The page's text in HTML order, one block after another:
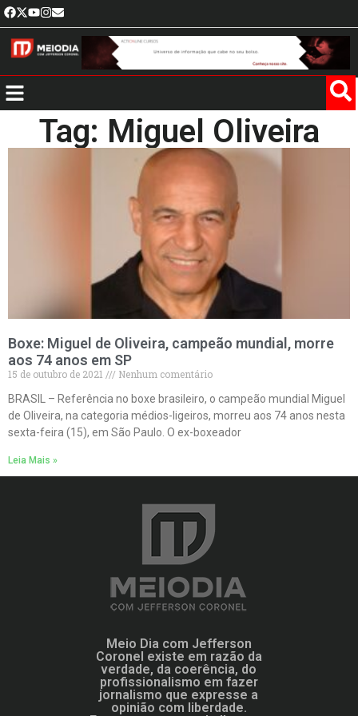
Tag: Miguel Oliveira
Boxe: Miguel de Oliveira, campeão mundial, morre
aos 74 anos em SP
15 de outubro de 2021
Nenhum comentário
BRASIL – Referência no boxe brasileiro, o campeão mundial Miguel
de Oliveira, na categoria médios-ligeiros, morreu aos 74 anos nesta
sexta-feira (15), em São Paulo. O ex-boxeador
Leia Mais »
Meio Dia com Jefferson
Coronel existe em razão da
verdade, da coerência, do
profissionalismo em fazer
jornalismo que expresse a
opinião com liberdade.